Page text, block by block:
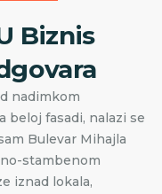
Biznis
nadimkom
beloj fasadi, nalazi se
Bulevar Mihajla
stambenom
iznad lokala,